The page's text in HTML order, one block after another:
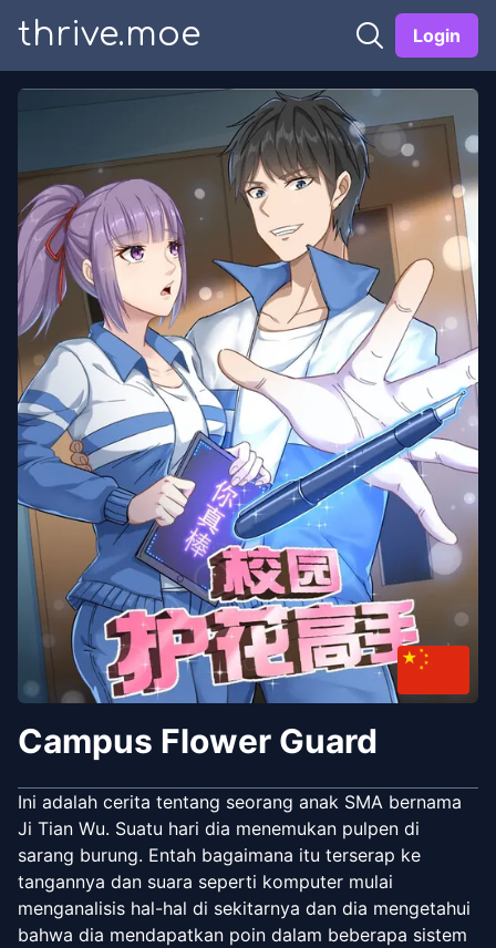
thrive.moe Login
Campus Flower Guard
Ini adalah cerita tentang seorang anak SMA bernama
Ji Tian Wu. Suatu hari dia menemukan pulpen di
sarang burung. Entah bagaimana itu terserap ke
tangannya dan suara seperti komputer mulai
menganalisis hal-hal di sekitarnya dan dia mengetahui
bahwa dia mendapatkan poin dalam beberapa sistem